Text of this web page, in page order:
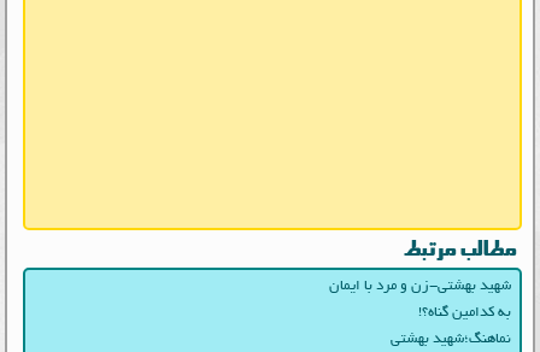
مطالب مرتبط
شهید بهشتی-زن و مرد با ایمان
به کدامین گناه؟!
نماهنگ؛شهید بهشتی